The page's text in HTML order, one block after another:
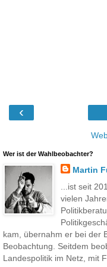
‹
Wer ist der Wahlbeobachter?
Martin
...ist seit
vielen
kam, übernahm er bei der
Beobachtung. Seitdem
Landespolitik im Netz, mit